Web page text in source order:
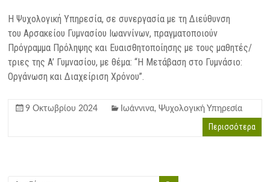
Η Ψυχολογική Υπηρεσία, σε συνεργασία με τη Διεύθυνση
του Αρσακείου Γυμνασίου Ιωαννίνων, πραγματοποιούν
Πρόγραμμα Πρόληψης και Ευαισθητοποίησης με τους μαθητές/
τριες της A’ Γυμνασίου, με θέμα: “Η Μετάβαση στο Γυμνάσιο:
Οργάνωση και Διαχείριση Χρόνου”.
9 Οκτωβρίου 2024 Ιωάννινα,Ψυχολογική Υπηρεσία
Περισσότερα